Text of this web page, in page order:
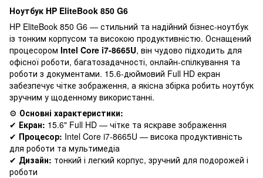
Ноутбук HP EliteBook 850 G6
HP EliteBook 850 G6 — стильний та надійний бізнес-ноутбук
із тонким корпусом та високою продуктивністю. Оснащений
процесором Intel Core i7-8665U, він чудово підходить для
офісної роботи, багатозадачності, онлайн-спілкування та
роботи з документами. 15.6-дюймовий Full HD екран
забезпечує чітке зображення, а якісна збірка робить ноутбук
зручним у щоденному використанні.
⚙️ Основні характеристики:
✔ Екран: 15.6" Full HD — чітке та яскраве зображення
✔ Процесор: Intel Core i7-8665U — висока продуктивність
для роботи та мультимедіа
✔ Дизайн: тонкий і легкий корпус, зручний для подорожей і
роботи